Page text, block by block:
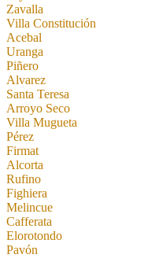
Zavalla
Villa Constitución
Acebal
Uranga
Piñero
Alvarez
Santa Teresa
Arroyo Seco
Villa Mugueta
Pérez
Firmat
Alcorta
Rufino
Fighiera
Melincue
Cafferata
Elorotondo
Pavón